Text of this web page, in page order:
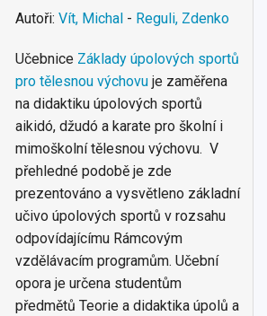
Autoři: Vít, Michal - Reguli, Zdenko
Učebnice Základy úpolových sportů
pro tělesnou výchovu je zaměřena
na didaktiku úpolových sportů
aikidó, džudó a karate pro školní i
mimoškolní tělesnou výchovu. V
přehledné podobě je zde
prezentováno a vysvětleno základní
učivo úpolových sportů v rozsahu
odpovídajícímu Rámcovým
vzdělávacím programům. Učební
opora je určena studentům
předmětů Teorie a didaktika úpolů a